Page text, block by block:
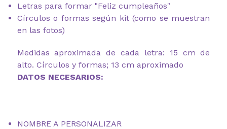
Letras para formar "Feliz cumpleaños"
Círculos o formas según kit (como se muestran
en las fotos)
Medidas aproximada de cada letra: 15 cm de
alto. Círculos y formas; 13 cm aproximado
DATOS NECESARIOS:
NOMBRE A PERSONALIZAR